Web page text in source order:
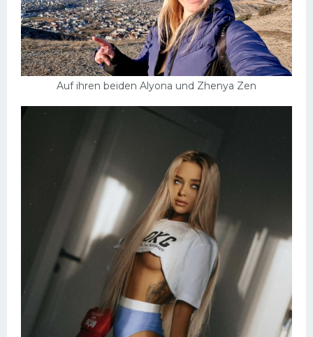
Auf ihren beiden Alyona und Zhenya Zen